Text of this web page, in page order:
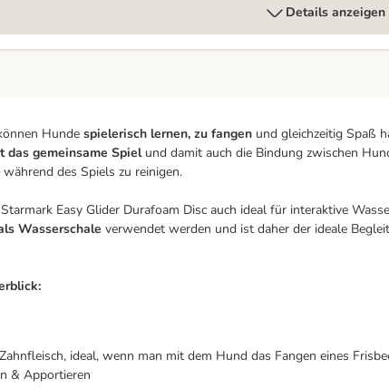
Details anzeigen
Hunde spielerisch lernen, zu fangen und gleichzeitig Spaß
das gemeinsame Spiel und damit auch die Bindung zwischen
des Spiels zu reinigen.
Easy Glider Durafoam Disc auch ideal für interaktive
Wasserschale verwendet werden und ist daher der ideale
ideal, wenn man mit dem Hund das Fangen eines
& Apportieren